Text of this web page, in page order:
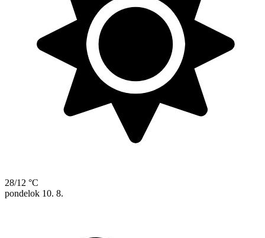
28/12 °C
pondelok 10. 8.